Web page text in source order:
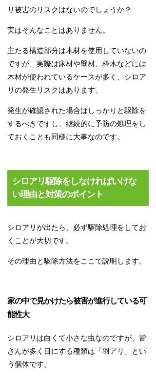
リ被害のリスクはないのでしょうか？
実はそんなことはありません。
主たる構造部分は木材を使用していないの
ですが、実際は床材や壁材、枠木などには
木材が使われているケースが多く、シロア
リの発生リスクはあります。
発生が確認された場合はしっかりと駆除を
するべきですし、継続的に予防の処理をし
ておくことも同様に大事なのです。
シロアリ駆除をしなければいけな
い理由と対策のポイント
シロアリが出たら、必ず駆除処理をしてお
くことが大切です。
その理由と駆除方法をここで説明します。
家の中で見かけたら被害が進行している可
能性大
シロアリは白くて小さな虫なのですが、皆
さんが多く目にする種類は「羽アリ」とい
う個体です。